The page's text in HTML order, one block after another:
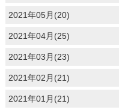
2021年05月(20)
2021年04月(25)
2021年03月(23)
2021年02月(21)
2021年01月(21)